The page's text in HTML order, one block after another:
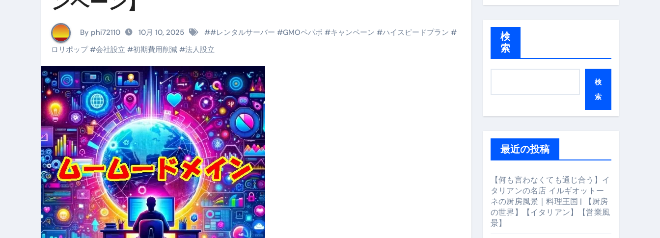
ゼダー/死霊の復活祭 （ブルーレイディスク）
死ぬまでに行きたい！【３つ星】ベストレストランを体験してみた結果…
【Vlog：July 2025】マリナと過ごしたイタリア
イタリアでの最後の仕事【帰国前最後の一週間】さよなら！イタリア！
Lake Como, Italy VLOG | Awesome things to do in Lake Como!
【Instagram Live】イタリア行きの飛行機乗り遅れ事件について
【賄いラーメン】人生初の二郎系ラーメン！イタリア人シェフ達に作ってみた結果…
【トマトパスタ】三ツ星シェフのパスタを完全再現 #shorts
フェノミナ-4K吹替音声収録版 SPECIAL-（4K ULTRA HD）
フェノミナ-4K吹替音声収録版- （ブルーレイディスク）
2026年料理人ローマへ行く！航空券0円てマジ？&アジア飯食べ尽くし
今年一番美味しい【卵かけご飯】#shorts
By phi72110 10月 10, 2025 ##レンタルサーバー #GMOペパボ #キャンペーン #ハイスピードプラン #
ロリポップ#会社設立 #初期費用削減 #法人設立
検
索
検
索
最近の投稿
【何も言わなくても通じ合う】イ
タリアンの名店 イルギオットー
ネの厨房風景｜料理王国 | 【厨房
の世界】【イタリアン】【営業風
景】